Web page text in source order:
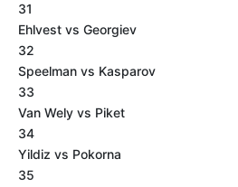
31
Ehlvest vs Georgiev
32
Speelman vs Kasparov
33
Van Wely vs Piket
34
Yildiz vs Pokorna
35